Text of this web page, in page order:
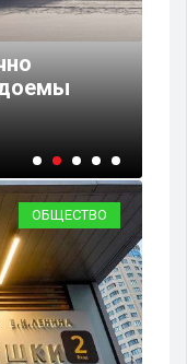
ОБЩЕСТВО